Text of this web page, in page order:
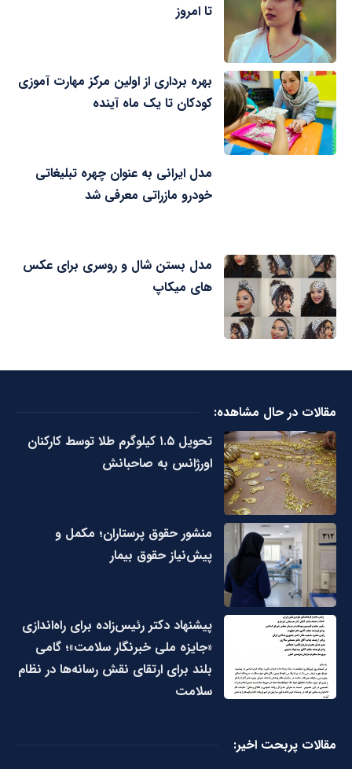
تا امروز
بهره برداری از اولین مرکز مهارت آموزی
کودکان تا یک ماه آینده
مدل ایرانی به عنوان چهره تبلیغاتی
خودرو مازراتی معرفی شد
مدل بستن شال و روسری برای عکس
های میکاپ
مقالات در حال مشاهده:
تحویل ۱.۵ کیلوگرم طلا توسط کارکنان
اورژانس به صاحبانش
منشور حقوق پرستاران؛ مکمل و
پیش‌نیاز حقوق بیمار
پیشنهاد دکتر رئیس‌زاده برای راه‌اندازی
«جایزه ملی خبرنگار سلامت»؛ گامی
بلند برای ارتقای نقش رسانه‌ها در نظام
سلامت
مقالات پربحت اخیر: